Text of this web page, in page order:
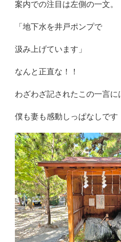
案内での注目は左側の一文。
「地下水を井戸ポンプで
汲み上げています」
なんと正直な！！
わざわざ記されたこの一言に
僕も妻も感動しっぱなしです